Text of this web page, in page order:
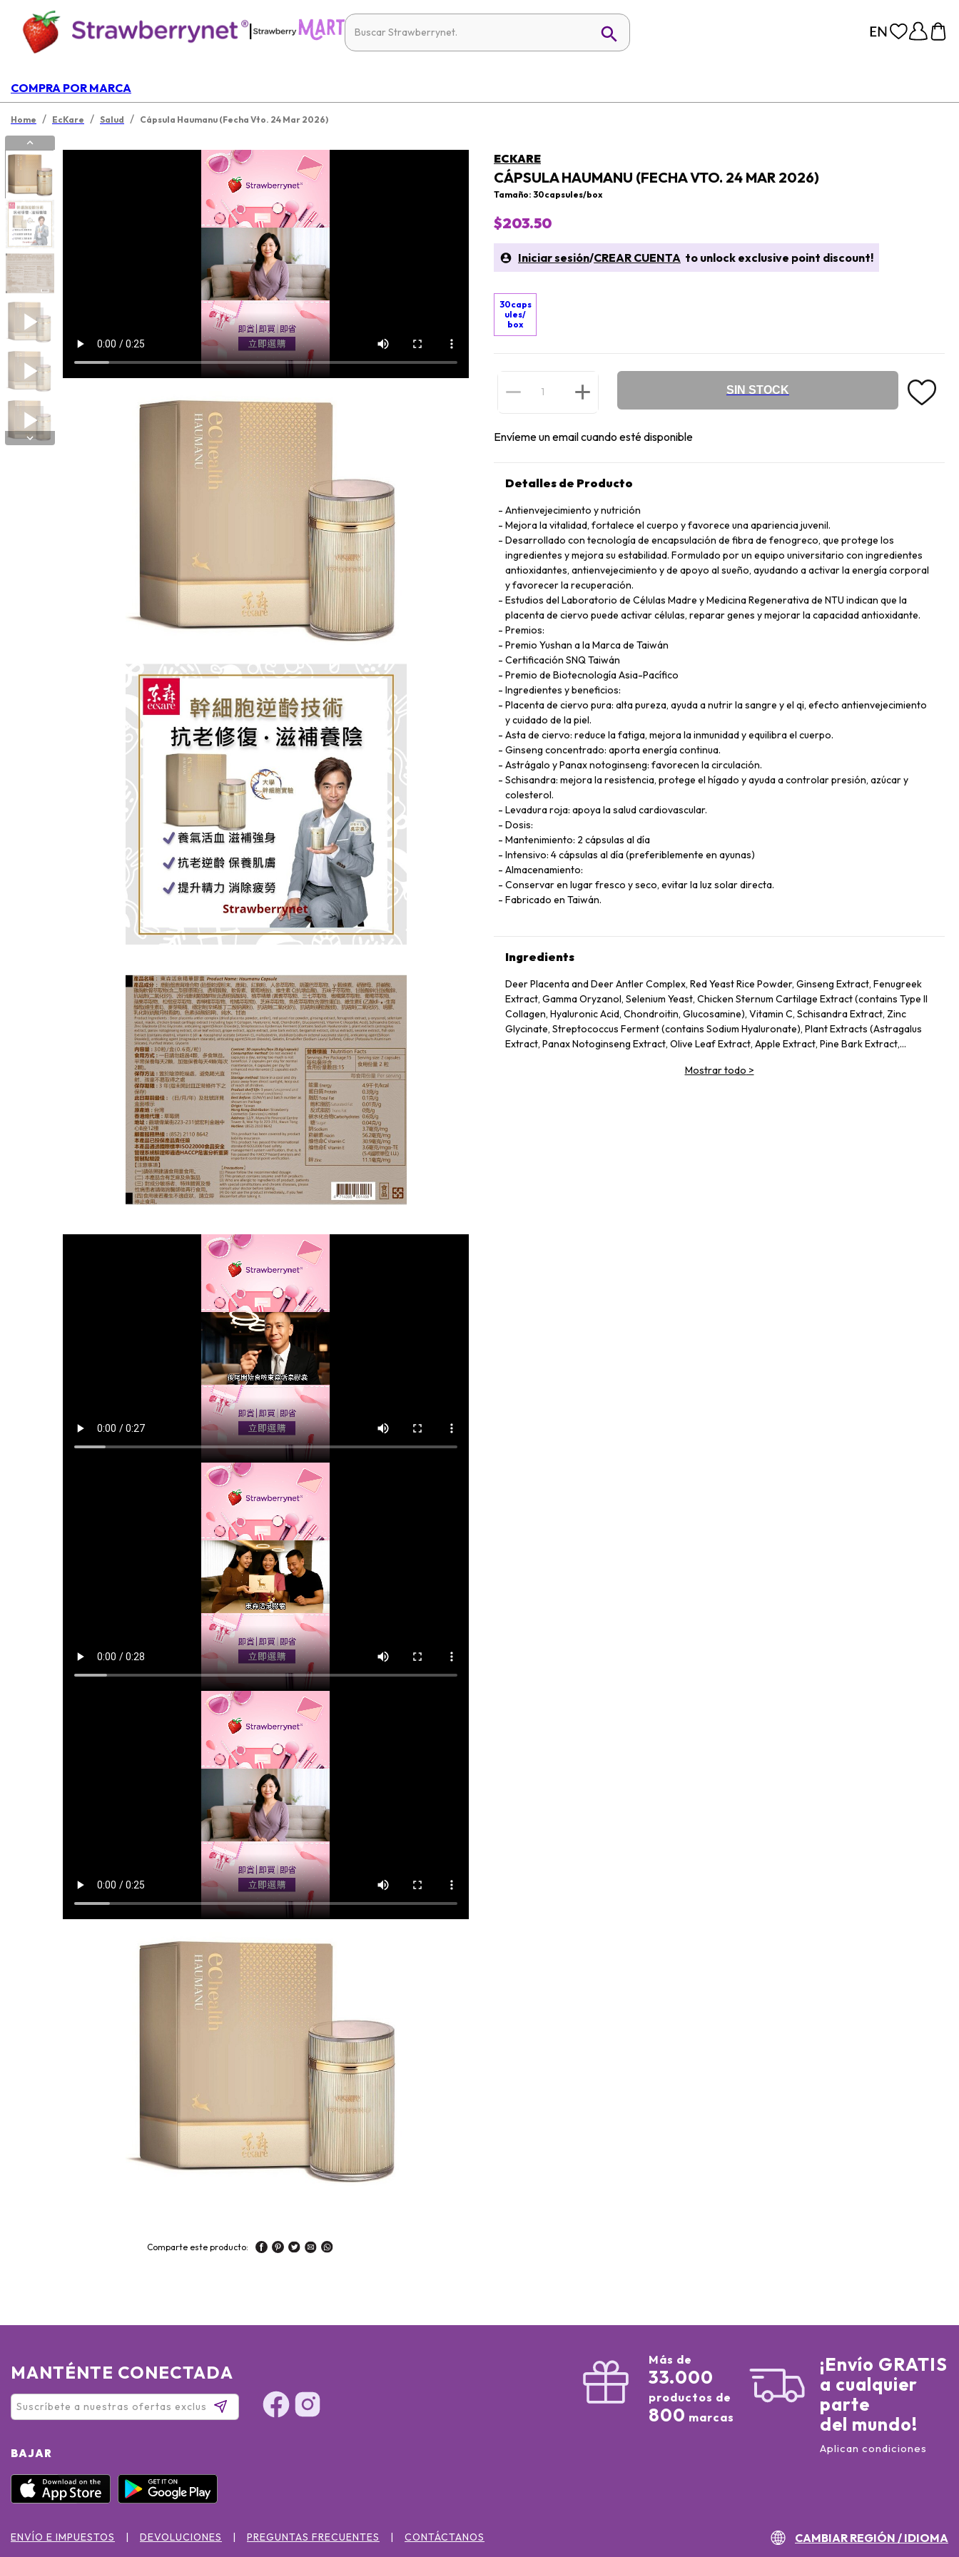
|
COMPRA POR MARCA
Home / EcKare / Salud / Cápsula Haumanu (Fecha Vto. 24 Mar 2026)
Comparte este producto:
ECKARE
CÁPSULA HAUMANU (FECHA VTO. 24 MAR 2026)
Tamaño: 30capsules/box
$203.50
Iniciar sesión/CREAR CUENTA to unlock exclusive point discount!
30caps
ules/
box
SIN STOCK
Envíeme un email cuando esté disponible
Detalles de Producto
Antienvejecimiento y nutrición
Mejora la vitalidad, fortalece el cuerpo y favorece una apariencia juvenil.
Desarrollado con tecnología de encapsulación de fibra de fenogreco, que protege los
ingredientes y mejora su estabilidad. Formulado por un equipo universitario con ingredientes
antioxidantes, antienvejecimiento y de apoyo al sueño, ayudando a activar la energía corporal
y favorecer la recuperación.
Estudios del Laboratorio de Células Madre y Medicina Regenerativa de NTU indican que la
placenta de ciervo puede activar células, reparar genes y mejorar la capacidad antioxidante.
Premios:
Premio Yushan a la Marca de Taiwán
Certificación SNQ Taiwán
Premio de Biotecnología Asia-Pacífico
Ingredientes y beneficios:
Placenta de ciervo pura: alta pureza, ayuda a nutrir la sangre y el qi, efecto antienvejecimiento
y cuidado de la piel.
Asta de ciervo: reduce la fatiga, mejora la inmunidad y equilibra el cuerpo.
Ginseng concentrado: aporta energía continua.
Astrágalo y Panax notoginseng: favorecen la circulación.
Schisandra: mejora la resistencia, protege el hígado y ayuda a controlar presión, azúcar y
colesterol.
Levadura roja: apoya la salud cardiovascular.
Dosis:
Mantenimiento: 2 cápsulas al día
Intensivo: 4 cápsulas al día (preferiblemente en ayunas)
Almacenamiento:
Conservar en lugar fresco y seco, evitar la luz solar directa.
Fabricado en Taiwán.
Ingredients
Deer Placenta and Deer Antler Complex, Red Yeast Rice Powder, Ginseng Extract, Fenugreek
Extract, Gamma Oryzanol, Selenium Yeast, Chicken Sternum Cartilage Extract (contains Type II
Collagen, Hyaluronic Acid, Chondroitin, Glucosamine), Vitamin C, Schisandra Extract, Zinc
Glycinate, Streptococcus Ferment (contains Sodium Hyaluronate), Plant Extracts (Astragalus
Extract, Panax Notoginseng Extract, Olive Leaf Extract, Apple Extract, Pine Bark Extract,
Mostrar todo >
MANTÉNTE CONECTADA
BAJAR
Más de
33.000
productos de
800 marcas
¡Envío GRATIS
a cualquier
parte
del mundo!
Aplican condiciones
ENVÍO E IMPUESTOS DEVOLUCIONES PREGUNTAS FRECUENTES CONTÁCTANOS CAMBIAR REGIÓN / IDIOMA